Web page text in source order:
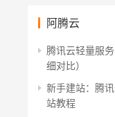
阿腾云
腾讯云轻量服
细对比）
新手建站：腾
站教程